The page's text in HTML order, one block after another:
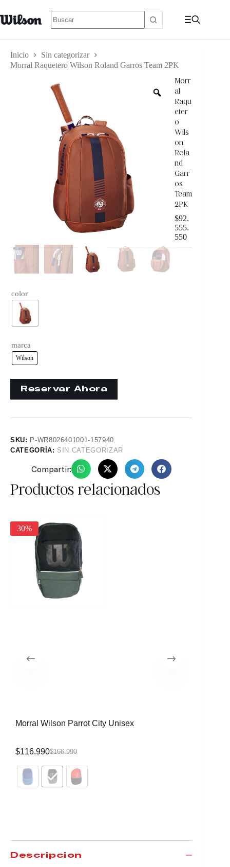
Inicio
Sin categorizar
Morral Raquetero Wilson Roland Garros Team 2PK
Morr
al
Raqu
eter
o
Wils
on
Rola
nd
Garr
os
Team
2PK
$92.
555.
550
color
marca
Wilson
SKU: P-WR8026401001-157940
CATEGORÍA: SIN CATEGORIZAR
Compartir:
Productos relacionados
30%
Morral Wilson Parrot City Unisex
$166.990
$116.990
Descripción